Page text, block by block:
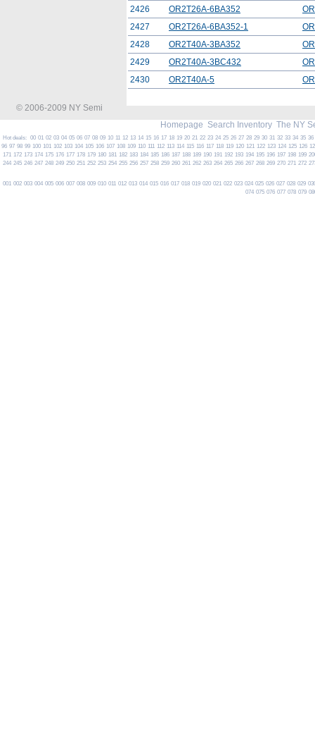
2426
OR2T26A-6BA352
2427
OR2T26A-6BA352-1
2428
OR2T40A-3BA352
2429
OR2T40A-3BC432
2430
OR2T40A-5
© 2006-2009 NY Semi
Homepage Search Inventory The NY
Hot deals: 00 01 02 03 04 05 06 07 08 09 10 11 12 13 14 15 16 17 18 19 20 21 22 23 24 25 26 27 28 29 30 31 32 33 34 35 36
96 97 98 99 100 101 102 103 104 105 106 107 108 109 110 111 112 113 114 115 116 117 118 119 120 121 122 123 124 125 126
171 172 173 174 175 176 177 178 179 180 181 182 183 184 185 186 187 188 189 190 191 192 193 194 195 196 197 198 199
244 245 246 247 248 249 250 251 252 253 254 255 256 257 258 259 260 261 262 263 264 265 266 267 268 269 270 271 272
001 002 003 004 005 006 007 008 009 010 011 012 013 014 015 016 017 018 019 020 021 022 023 024 025 026 027 028 029
074 075 076 077 078 079